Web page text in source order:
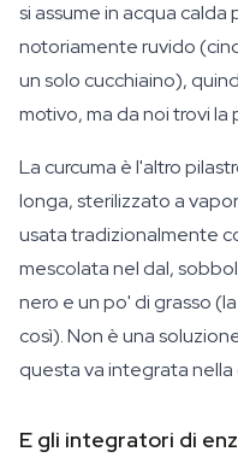
si assume in acqua calda
notoriamente ruvido
un solo cucchiaino),
motivo, ma da noi trovi
La curcuma è l'altro
longa, sterilizzato a
usata tradizionalmente
mescolata nel dal,
nero e un po' di grasso
così). Non è una
questa va integrata nella
E gli integratori di